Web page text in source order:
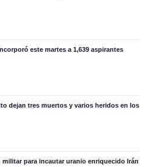
este martes a 1,639 aspirantes
dejan tres muertos y varios heridos en los
militar para incautar uranio enriquecido Irán